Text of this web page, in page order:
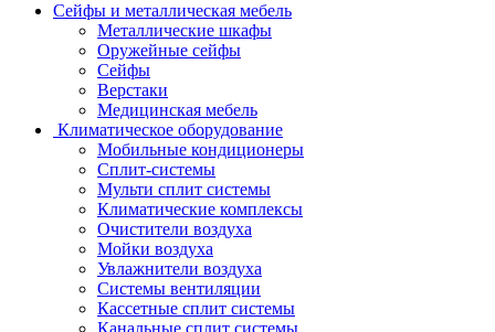
Сейфы и металлическая мебель
Металлические шкафы
Оружейные сейфы
Сейфы
Верстаки
Медицинская мебель
Климатическое оборудование
Мобильные кондиционеры
Сплит-системы
Мульти сплит системы
Климатические комплексы
Очистители воздуха
Мойки воздуха
Увлажнители воздуха
Системы вентиляции
Кассетные сплит системы
Канальные сплит системы